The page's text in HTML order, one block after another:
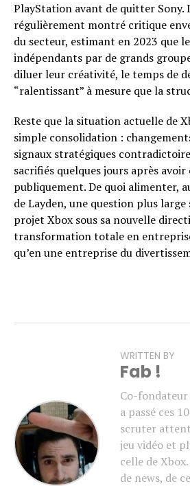
PlayStation avant de quitter Sony.
régulièrement montré critique
du secteur, estimant en 2023 que
indépendants par de grands
diluer leur créativité, le temps de
“ralentissant” à mesure que la
Reste que la situation actuelle de
simple consolidation :
signaux stratégiques
sacrifiés quelques jours après
publiquement. De quoi alimenter,
de Layden, une question plus
projet Xbox sous sa nouvelle
transformation totale en
qu’en une entreprise du
WRITTEN BY
Fab !
Co-fondateur
a passé ces
scruter
jeu vidéo et
celle de
de news, de